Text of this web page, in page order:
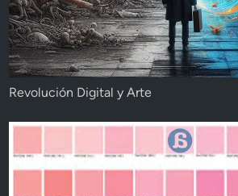
Revolución Digital y Arte